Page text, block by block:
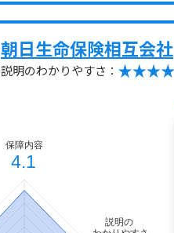
朝日生命保険相互会社
説明のわかりやすさ：